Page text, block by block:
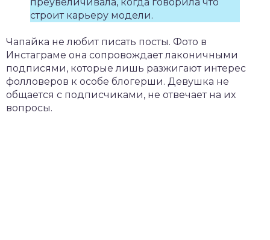
преувеличивала, когда говорила что
строит карьеру модели.
Чапайка не любит писать посты. Фото в
Инстаграме она сопровождает лаконичными
подписями, которые лишь разжигают интерес
фолловеров к особе блогерши. Девушка не
общается с подписчиками, не отвечает на их
вопросы.